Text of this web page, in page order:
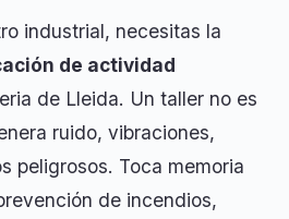
industrial, necesitas la
de actividad
de Lleida. Un taller no es
ruido, vibraciones,
peligrosos. Toca memoria
de incendios,